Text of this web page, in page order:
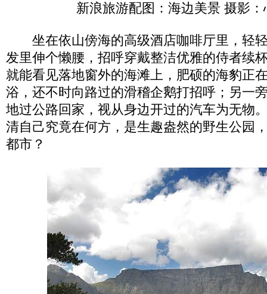
新浪旅游配图：海边美景 摄影
坐在依山傍海的高级酒店咖啡厅里，轻
发里伸个懒腰，招呼穿戴整洁优雅的侍者续
就能看见落地窗外的海滩上，肥硕的海豹正
浴，还不时向路过的滑稽企鹅打招呼；另一
地过公路回家，视从身边开过的汽车为无物
清自己究竟在何方，是生趣盎然的野生公园
都市？